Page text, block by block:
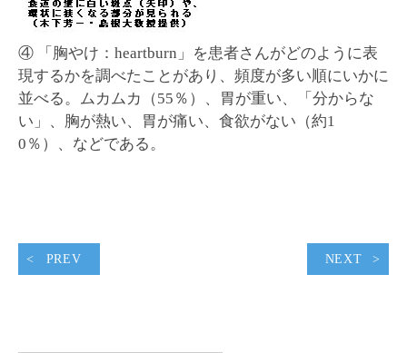
④ 「胸やけ：heartburn」を患者さんがどのように表
現するかを調べたことがあり、頻度が多い順にいかに
並べる。ムカムカ（55％）、胃が重い、「分からな
い」、胸が熱い、胃が痛い、食欲がない（約1
0％）、などである。
PREV NEXT